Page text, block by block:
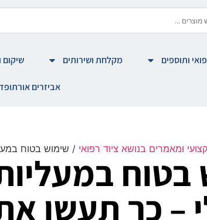
ותוספים מקלחת ושירותים שיקום
אביזרים
ומאמרים בנושא ציוד רפואי / שימוש בטוח
בטוח
– כך תעשו את